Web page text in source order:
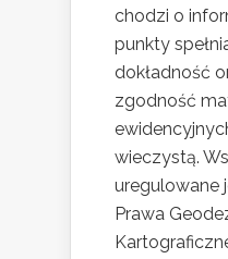
chodzi o
punkty
dokładność
zgodność
wieczystą.
uregulowane
Prawa